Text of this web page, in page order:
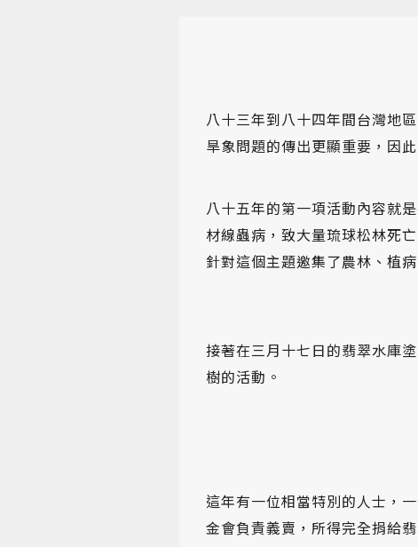
八十三年到八十四年間台灣地
旱象問題的傳出更顯重要，因
八十五年的第一項活動內容就
材線蟲病，致大量琉球松林死
針對這個主題邀集了農林、植
接著在三月十七日的翡翠水庫
樹的活動。
這年有一位相當特別的人士，
金會負責義賣，所得完全捐給